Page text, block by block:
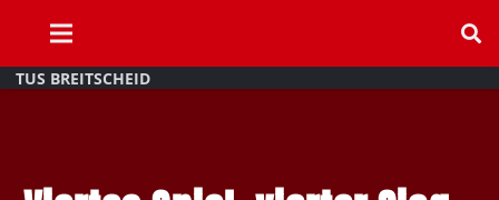
TUS BREITSCHEID